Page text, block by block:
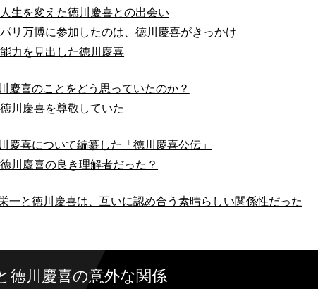
生を変えた徳川慶喜との出会い
リ万博に参加したのは、徳川慶喜がきっかけ
力を見出した徳川慶喜
慶喜のことをどう思っていたのか？
川慶喜を尊敬していた
慶喜について編纂した「徳川慶喜公伝」
川慶喜の良き理解者だった？
一と徳川慶喜は、互いに認め合う素晴らしい関係性だった
徳川慶喜の意外な関係